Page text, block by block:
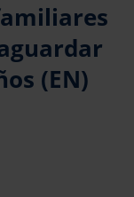
(EN)